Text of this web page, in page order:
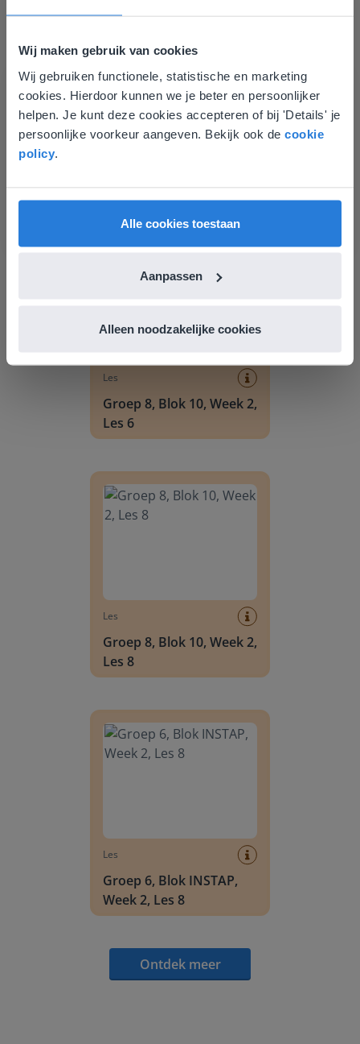
Wij maken gebruik van cookies
Wij gebruiken functionele, statistische en marketing
cookies. Hierdoor kunnen we je beter en persoonlijker
helpen. Je kunt deze cookies accepteren of bij 'Details' je
persoonlijke voorkeur aangeven. Bekijk ook de cookie
policy
Alle cookies toestaan
Aanpassen
Alleen noodzakelijke cookies
Les
Les 11
Groep 8, Blok 10, Week 2, Les 6
Les
Groep 8, Blok 10, Week 2,
Les 6
Les
Groep 8, Blok 10, Week 2,
Les 8
Les
Groep 6, Blok INSTAP,
Week 2, Les 8
Ontdek meer
Deze website komt niet
overeen met je locatie
Gezien je locatie, denken we dat je misschien
liever naar de website voor English gaat. Hier
English
Vlaanderen